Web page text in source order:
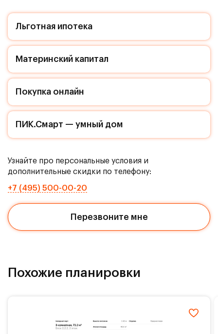
Льготная ипотека
Материнский капитал
Покупка онлайн
ПИК.Смарт — умный дом
Узнайте про персональные условия и
дополнительные скидки по телефону:
+7 (495) 500-00-20
Перезвоните мне
Похожие планировки